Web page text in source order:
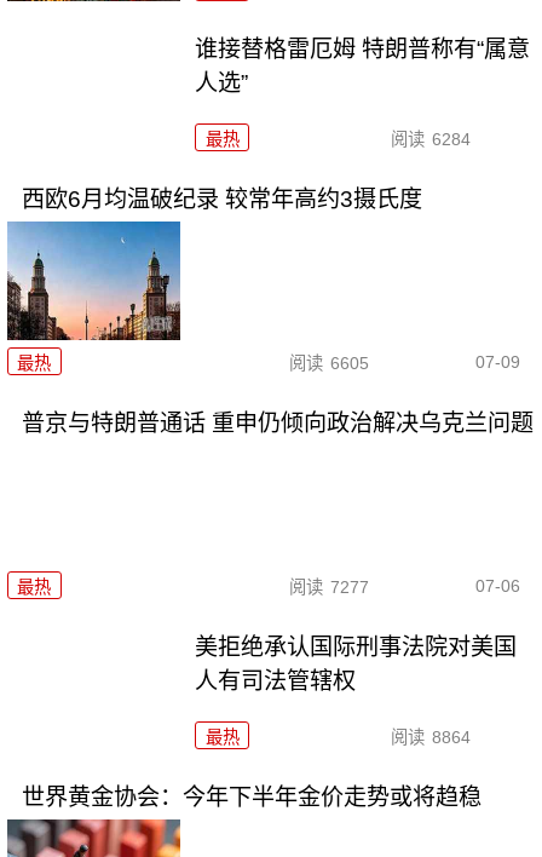
谁接替格雷厄姆 特朗普称有“属意
人选”
最热 阅读 6284
西欧6月均温破纪录 较常年高约3摄氏度
最热 阅读 6605 07-09
普京与特朗普通话 重申仍倾向政治解决乌克兰问题
最热 阅读 7277 07-06
美拒绝承认国际刑事法院对美国
人有司法管辖权
最热 阅读 8864
世界黄金协会：今年下半年金价走势或将趋稳